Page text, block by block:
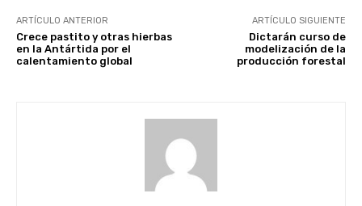
ARTÍCULO ANTERIOR
Crece pastito y otras hierbas
en la Antártida por el
calentamiento global
ARTÍCULO SIGUIENTE
Dictarán curso de
modelización de la
producción forestal